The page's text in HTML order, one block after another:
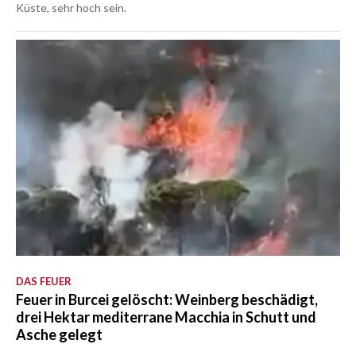
Küste, sehr hoch sein.
DAS FEUER
Feuer in Burcei gelöscht: Weinberg beschädigt,
drei Hektar mediterrane Macchia in Schutt und
Asche gelegt